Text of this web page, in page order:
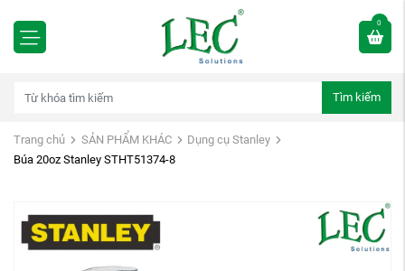
0
Tìm kiếm
Trang chủ SẢN PHẨM KHÁC
Dụng cụ Stanley
Búa 20oz Stanley STHT51374-8